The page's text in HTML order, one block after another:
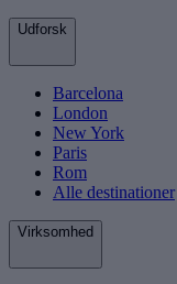
Udforsk
Barcelona
London
New York
Paris
Rom
Alle destinationer
Virksomhed